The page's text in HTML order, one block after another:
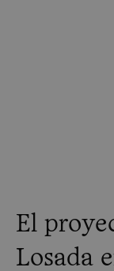
El
Losada